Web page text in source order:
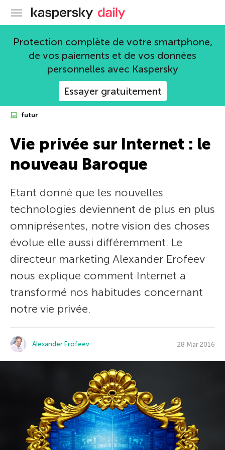
Blog officiel de Kaspersky
Protection complète de votre smartphone,
de vos paiements et de vos données
personnelles avec Kaspersky
Essayer gratuitement
futur
Vie privée sur Internet : le
nouveau Baroque
Etant donné que les nouvelles
technologies deviennent de plus en plus
omniprésentes, notre vision des choses
évolue elle aussi différemment. Le
directeur marketing Alexander Erofeev
nous explique comment Internet a
transformé nos habitudes concernant
notre vie privée.
Alexander Erofeev 28 Mar 2016